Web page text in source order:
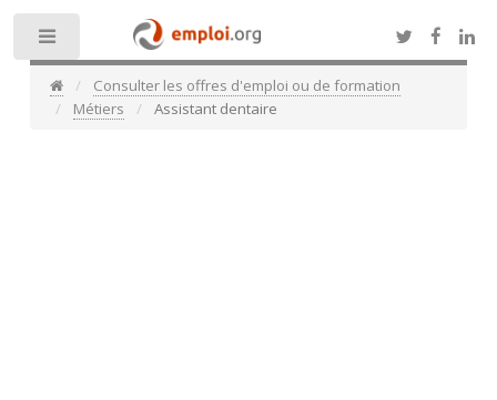
Consulter les offres d'emploi ou de formation
Métiers
Assistant dentaire
Toggle